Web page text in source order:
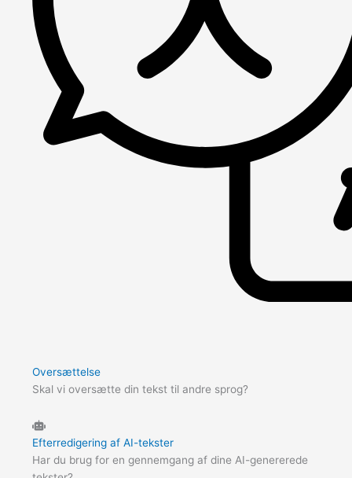
Oversættelse
Skal vi oversætte din tekst til andre sprog?
Efterredigering af AI-tekster
Har du brug for en gennemgang af dine AI-genererede